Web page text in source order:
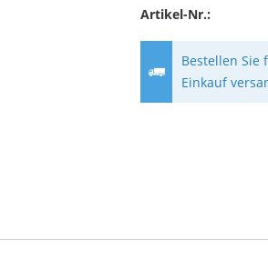
Artikel-Nr.:
Bestellen Sie
Einkauf